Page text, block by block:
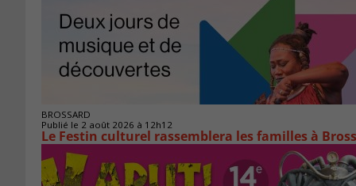
BROSSARD
Publié le 2 août 2026 à 12h12
Le Festin culturel rassemblera les familles à